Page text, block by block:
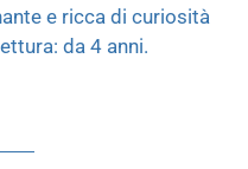
e ricca di curiosità
da 4 anni.